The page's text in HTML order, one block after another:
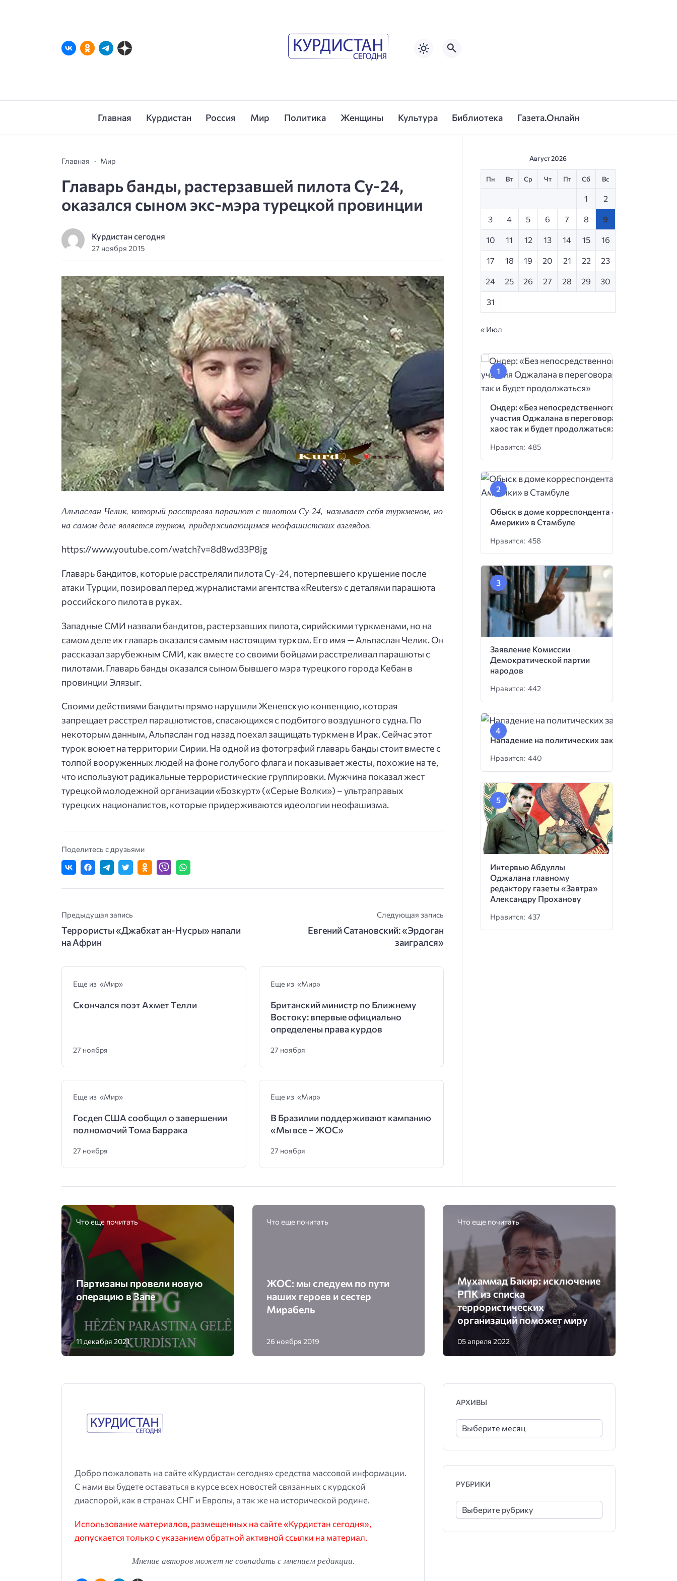
Главная Курдистан Россия Мир Политика Женщины Культура Библиотека Газета.Онлайн
Главная Мир
Главарь банды, растерзавшей пилота Су-24,
оказался сыном экс-мэра турецкой провинции
Курдистан сегодня
27 ноября 2015
Альпаслан Челик, который расстрелял парашют с пилотом Су-24, называет себя туркменом, но
на самом деле является турком, придерживающимся неофашистских взглядов.
https://www.youtube.com/watch?v=8d8wd33P8jg
Главарь бандитов, которые расстреляли пилота Су-24, потерпевшего крушение после
атаки Турции, позировал перед журналистами агентства «Reuters» c деталями парашюта
российского пилота в руках.
Западные СМИ назвали бандитов, растерзавших пилота, сирийскими туркменами, но на
самом деле их главарь оказался самым настоящим турком. Его имя — Альпаслан Челик. Он
рассказал зарубежным СМИ, как вместе со своими бойцами расстреливал парашюты с
пилотами. Главарь банды оказался сыном бывшего мэра турецкого города Кебан в
провинции Элязыг.
Своими действиями бандиты прямо нарушили Женевскую конвенцию, которая
запрещает расстрел парашютистов, спасающихся с подбитого воздушного судна. По
некоторым данным, Альпаслан год назад поехал защищать туркмен в Ирак. Сейчас этот
турок воюет на территории Сирии. На одной из фотографий главарь банды стоит вместе с
толпой вооруженных людей на фоне голубого флага и показывает жесты, похожие на те,
что используют радикальные террористические группировки. Мужчина показал жест
турецкой молодежной организации «Бозкурт» («Серые Волки») – ультраправых
турецких националистов, которые придерживаются идеологии неофашизма.
Поделитесь с друзьями
Предыдущая запись
Террористы «Джабхат ан-Нусры» напали
на Африн
Следующая запись
Евгений Сатановский: «Эрдоган
заигрался»
Еще из «Мир»
Скончался поэт Ахмет Телли
27 ноября
Еще из «Мир»
Британский министр по Ближнему
Востоку: впервые официально
определены права курдов
27 ноября
Еще из «Мир»
Госдеп США сообщил о завершении
полномочий Тома Баррака
27 ноября
Еще из «Мир»
В Бразилии поддерживают кампанию
«Мы все – ЖОС»
27 ноября
Август 2026
Пн Вт Ср Чт Пт Сб Вс
1 2
3 4 5 6 7 8 9
10 11 12 13 14 15 16
17 18 19 20 21 22 23
24 25 26 27 28 29 30
31
« Июл
Ондер: «Без непосредственного
участия Оджалана в переговорах
хаос так и будет продолжаться»
Нравится: 485
Обыск в доме корреспондента «Голоса
Америки» в Стамбуле
Нравится: 458
Заявление Комиссии
Демократической партии
народов
Нравится: 442
Нападение на политических заключенных
Нравится: 440
Интервью Абдуллы
Оджалана главному
редактору газеты «Завтра»
Александру Проханову
Нравится: 437
Что еще почитать
Партизаны провели новую
операцию в Запе
11 декабря 2021
Что еще почитать
ЖОС: мы следуем по пути
наших героев и сестер
Мирабель
26 ноября 2019
Что еще почитать
Мухаммад Бакир: исключение
РПК из списка
террористических
организаций поможет миру
05 апреля 2022
Добро пожаловать на сайте «Курдистан сегодня» средства массовой информации.
С нами вы будете оставаться в курсе всех новостей связанных с курдской
диаспорой, как в странах СНГ и Европы, а так же на исторической родине.
Использование материалов, размещенных на сайте «Курдистан сегодня»,
допускается только с указанием обратной активной ссылки на материал.
Мнение авторов может не совпадать с мнением редакции.
АРХИВЫ
РУБРИКИ